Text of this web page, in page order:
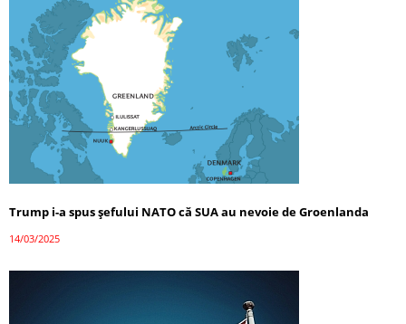
Trump i-a spus șefului NATO că SUA au nevoie de Groenlanda
14/03/2025